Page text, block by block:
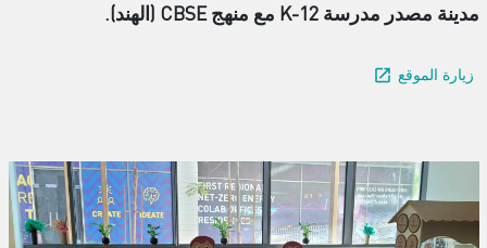
مدينة مصدر مدرسة K-12 مع منهج CBSE (الهند).
زيارة الموقع